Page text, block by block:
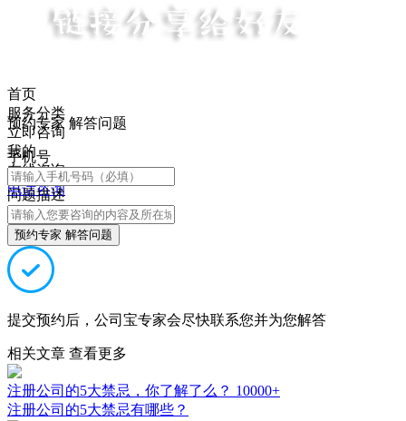
首页
服务分类
立即咨询
我的
在线咨询
电话咨询
预约专家 解答问题
手机号
问题描述
预约专家 解答问题
提交预约后，公司宝专家会尽快联系您并为您解答
相关文章 查看更多
注册公司的5大禁忌，你了解了么？ 10000+
注册公司的5大禁忌有哪些？